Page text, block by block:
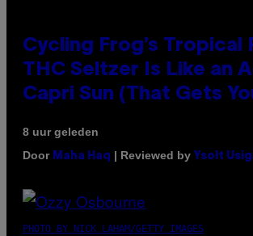
Cycling Frog’s Tropical
THC Seltzer Is Like an
Capri Sun (That Gets
8 uur geleden
Door Maha Haq | Reviewed by Ysolt
PHOTO BY NICK LAHAM/GETTY IMAGES